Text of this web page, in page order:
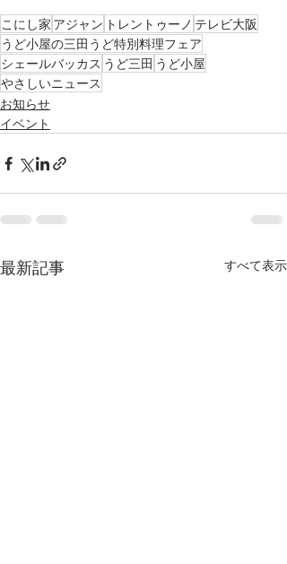
こにし家 アジャン トレントゥーノ テレビ大阪
うど小屋の三田うど特別料理フェア
シェールバッカス うど三田 うど小屋
やさしいニュース
お知らせ
イベント
最新記事 すべて表示